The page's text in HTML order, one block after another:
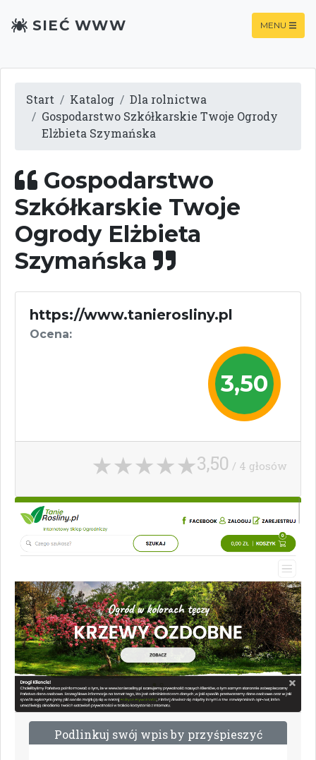
SIEĆ WWW MENU
Start Katalog
Dla rolnictwa
Gospodarstwo Szkółkarskie Twoje Ogrody
Elżbieta Szymańska
Gospodarstwo
Szkółkarskie Twoje
Ogrody Elżbieta
Szymańska
https://www.tanierosliny.pl
Ocena:
3,50
3,50 / 4 głosów
Podlinkuj swój wpisby przyśpieszyć